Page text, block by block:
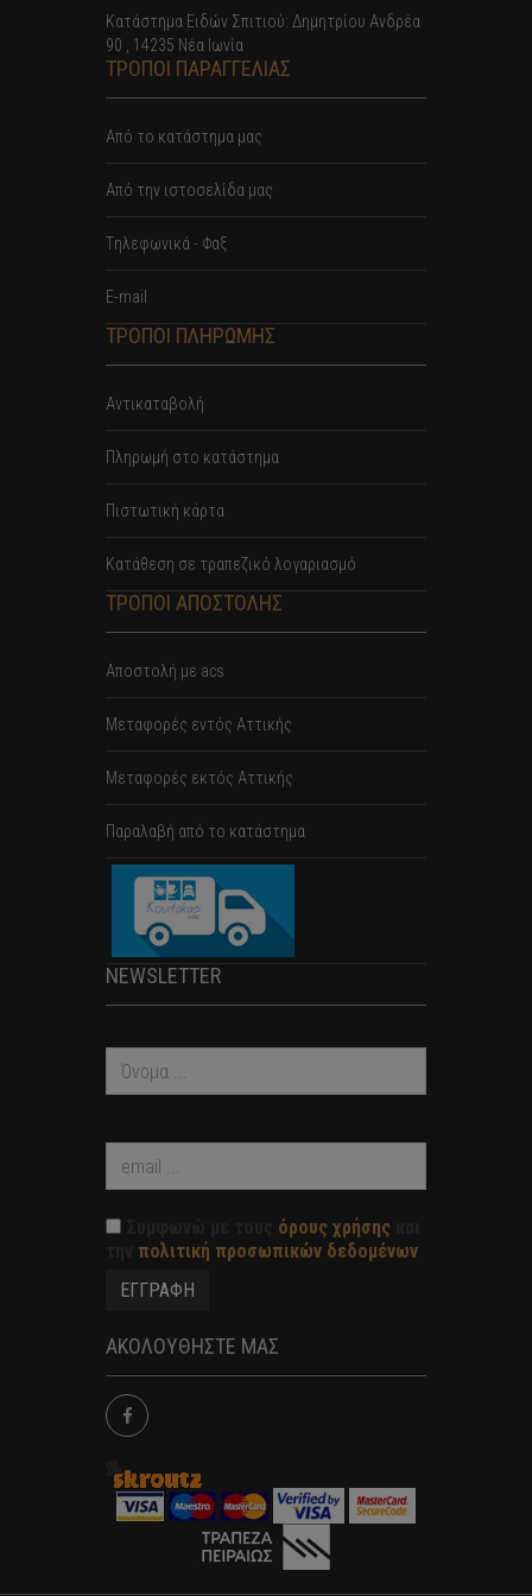
Κατάστημα Ειδών Σπιτιού: Δημητρίου Ανδρέα
90 , 14235 Νέα Ιωνία
ΤΡΟΠΟΙ ΠΑΡΑΓΓΕΛΙΑΣ
Από το κατάστημα μας
Από την ιστοσελίδα μας
Tηλεφωνικά - Φαξ
E-mail
ΤΡΟΠΟΙ ΠΛΗΡΩΜΗΣ
Αντικαταβολή
Πληρωμή στο κατάστημα
Πιστωτική κάρτα
Κατάθεση σε τραπεζικό λογαριασμό
ΤΡΟΠΟΙ ΑΠΟΣΤΟΛΗΣ
Αποστολή με acs
Mεταφορές εντός Αττικής
Μεταφορές εκτός Αττικής
Παραλαβή από το κατάστημα
NEWSLETTER
όρους χρήσης
πολιτική προσωπικών δεδομένων
ΑΚΟΛΟΥΘΗΣΤΕ ΜΑΣ